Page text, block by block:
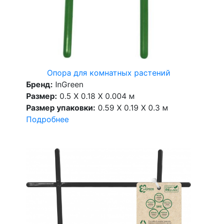
Опора для комнатных растений
Бренд: InGreen
Размер: 0.5 X 0.18 X 0.004 м
Размер упаковки: 0.59 X 0.19 X 0.3 м
Подробнее